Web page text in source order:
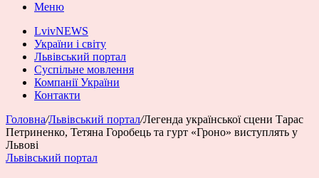
Меню
LvivNEWS
України і світу
Львівський портал
Суспільне мовлення
Компанії України
Контакти
Головна/Львівський портал/Легенда української сцени Тарас
Петриненко, Тетяна Горобець та гурт «Гроно» виступлять у
Львові
Львівський портал